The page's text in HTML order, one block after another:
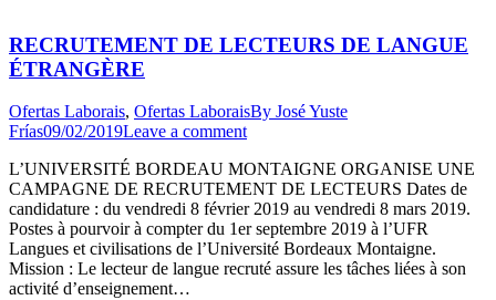
RECRUTEMENT DE LECTEURS DE LANGUE
ÉTRANGÈRE
Ofertas Laborais, Ofertas LaboraisBy José Yuste
Frías09/02/2019Leave a comment
L’UNIVERSITÉ BORDEAU MONTAIGNE ORGANISE UNE
CAMPAGNE DE RECRUTEMENT DE LECTEURS Dates de
candidature : du vendredi 8 février 2019 au vendredi 8 mars 2019.
Postes à pourvoir à compter du 1er septembre 2019 à l’UFR
Langues et civilisations de l’Université Bordeaux Montaigne.
Mission : Le lecteur de langue recruté assure les tâches liées à son
activité d’enseignement…